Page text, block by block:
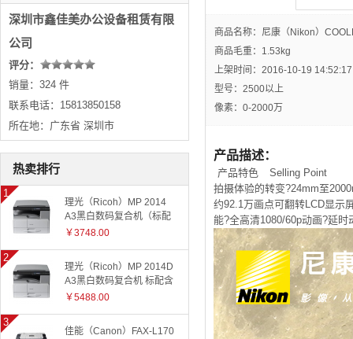
商品名称：尼康（Nikon）
商品毛重： 1.53kg
上架时间：2016-10-19 14:52:17
型号：2500以上
像素：0-2000万
产品描述：
产品特色
Selling Point
拍摄体验的转变?24mm至
约92.1万画点可翻转LCD显示
能?全高清1080/60p动画?延时
深圳市鑫佳美办公设备租赁有限
公司
评分：
销量：324 件
联系电话：15813850158
所在地：广东省 深圳市
热卖排行
理光（Ricoh）MP 2014
A3黑白数码复合机（标配
有线网络+国产工作台）
￥3748.00
理光（Ricoh）MP 2014D
A3黑白数码复合机 标配含
盖板
￥5488.00
佳能（Canon）FAX-L170